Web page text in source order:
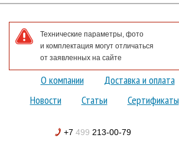
Технические параметры, фото
и комплектация могут отличаться
от заявленных на сайте
О компании Доставка и оплата
Новости
Статьи Сертификаты
+7 499 213-00-79